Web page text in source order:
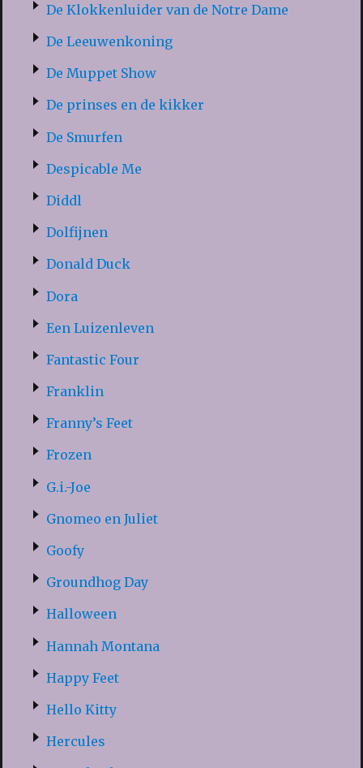
De Klokkenluider van de Notre Dame
De Leeuwenkoning
De Muppet Show
De prinses en de kikker
De Smurfen
Despicable Me
Diddl
Dolfijnen
Donald Duck
Dora
Een Luizenleven
Fantastic Four
Franklin
Franny’s Feet
Frozen
G.i.-Joe
Gnomeo en Juliet
Goofy
Groundhog Day
Halloween
Hannah Montana
Happy Feet
Hello Kitty
Hercules